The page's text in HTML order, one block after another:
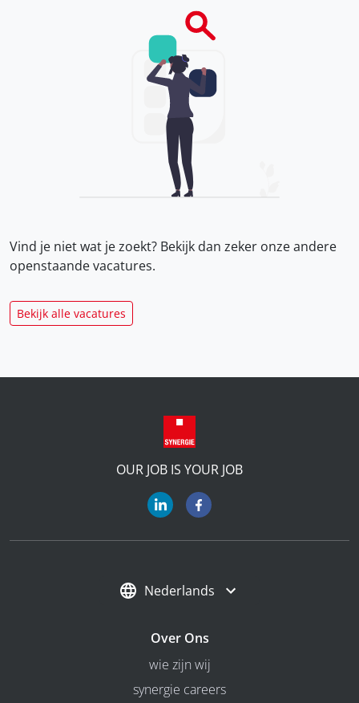
Vind je niet wat je zoekt? Bekijk dan zeker onzeandere
openstaande vacatures.
Bekijk alle vacatures
OUR JOB IS YOUR JOB
Nederlands
Over Ons
wie zijn wij
synergie careers